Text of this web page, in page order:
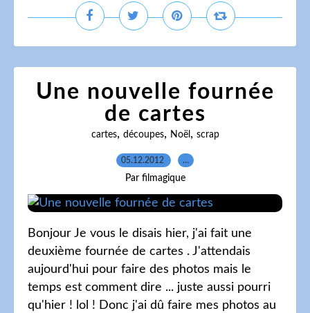
Une nouvelle fournée
de cartes
cartes, découpes, Noël, scrap
05.12.2012 …
Par filmagique
Bonjour Je vous le disais hier, j'ai fait une
deuxième fournée de cartes . J'attendais
aujourd'hui pour faire des photos mais le
temps est comment dire ... juste aussi pourri
qu'hier ! lol ! Donc j'ai dû faire mes photos au